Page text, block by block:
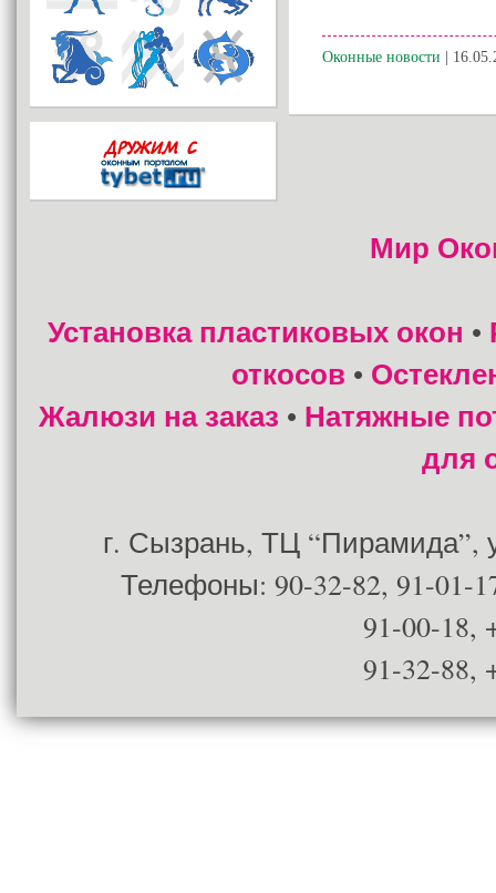
Оконные новости |
Мир
Установка пластиковых окон •
откосов •
Жалюзи на заказ • Натяжные
для
г. Сызрань, ТЦ “Пирамида”,
Телефоны: 90-32-82, 91-01-
91-00-18,
91-32-88,